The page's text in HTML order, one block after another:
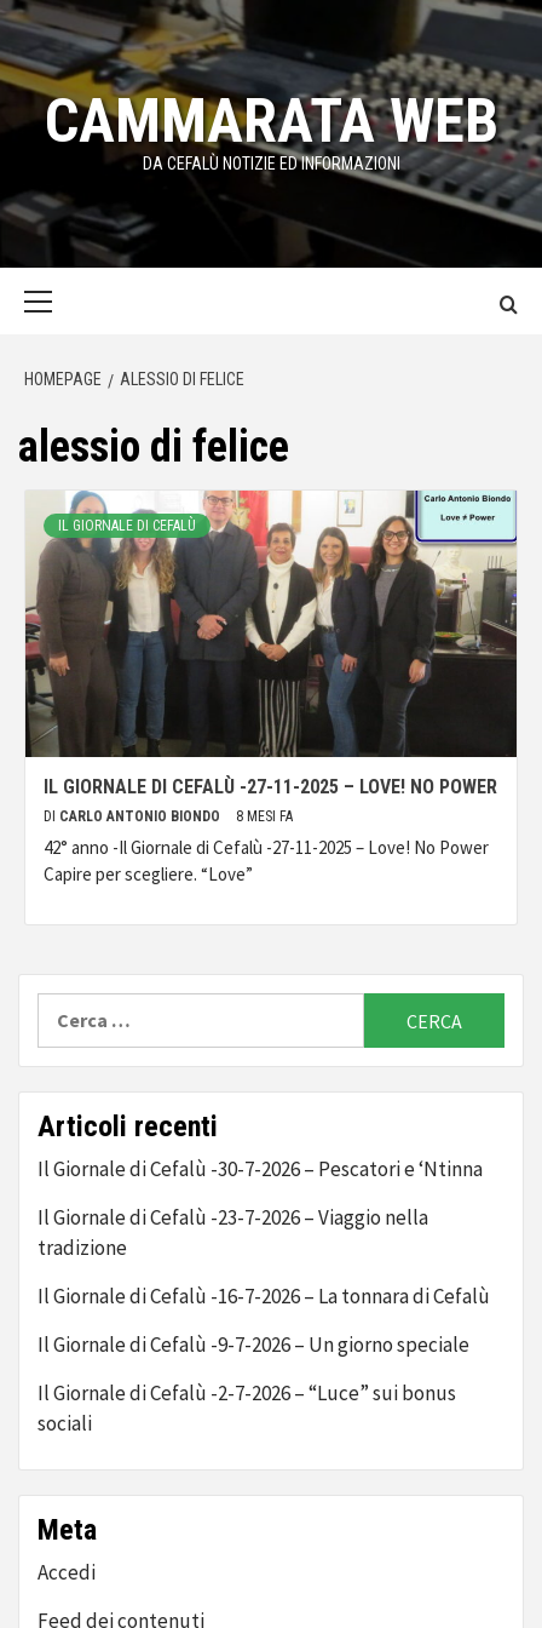
Passa
contenuto
CAMMARATA WEB
DA CEFALÙ NOTIZIE ED INFORMAZIONI
HOMEPAGE ALESSIO DI FELICE
alessio di felice
IL GIORNALE DI CEFALÙ
IL GIORNALE DI CEFALÙ -27-11-2025 – LOVE! NO POWER
DI CARLO ANTONIO BIONDO 8 MESI FA
42° anno -Il Giornale di Cefalù -27-11-2025 – Love! No Power
Capire per scegliere. “Love”
Articoli recenti
Il Giornale di Cefalù -30-7-2026 – Pescatori e ‘Ntinna
Il Giornale di Cefalù -23-7-2026 – Viaggio nella
tradizione
Il Giornale di Cefalù -16-7-2026 – La tonnara di Cefalù
Il Giornale di Cefalù -9-7-2026 – Un giorno speciale
Il Giornale di Cefalù -2-7-2026 – “Luce” sui bonus
sociali
Meta
Accedi
Feed dei contenuti